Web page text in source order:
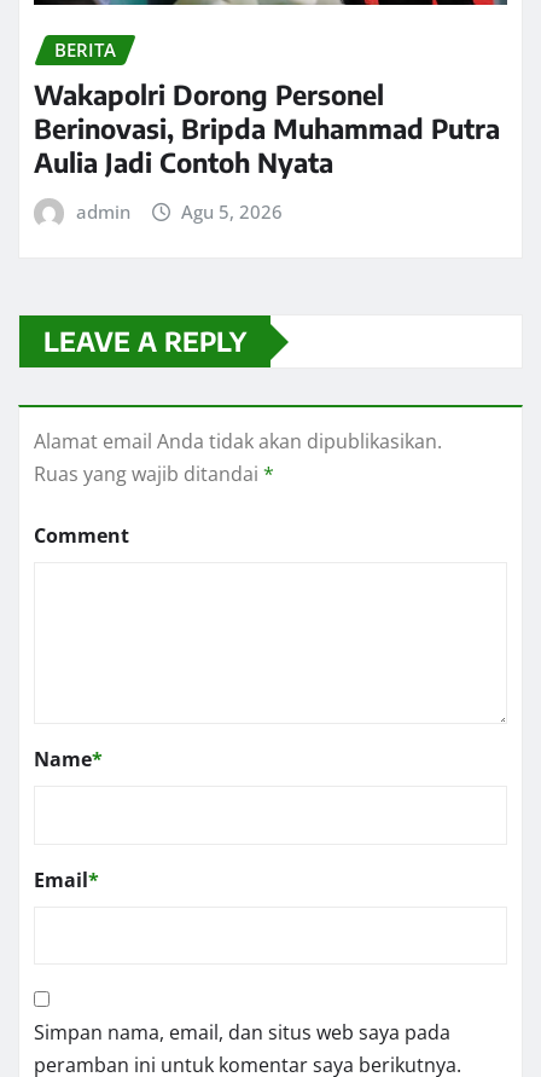
BERITA
Wakapolri Dorong Personel
Berinovasi, Bripda Muhammad Putra
Aulia Jadi Contoh Nyata
admin Agu 5, 2026
LEAVE A REPLY
Alamat email Anda tidak akan dipublikasikan.
Ruas yang wajib ditandai *
Comment
Name*
Email*
Simpan nama, email, dan situs web saya pada
peramban ini untuk komentar saya berikutnya.